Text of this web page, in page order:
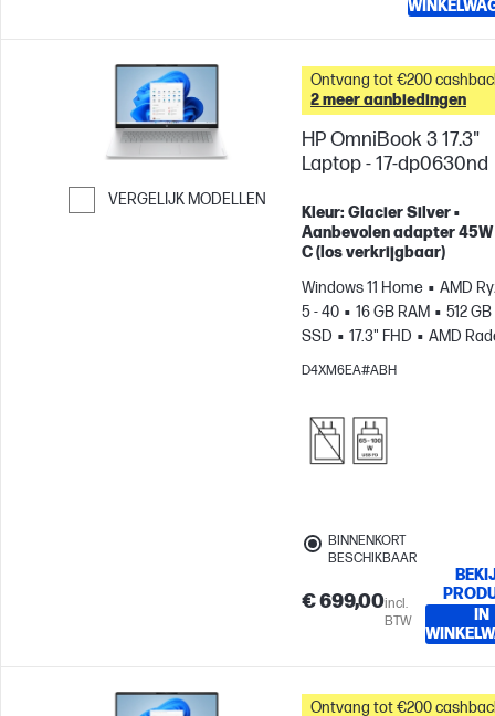
VERGELIJK MODELLEN
Ga verder naar vergelijken
Ontvang tot €200
2 meer aanbiedingen
HP OmniBook 3 17.3"
Laptop - 17-dp0630nd
Kleur: Glacier Silver •
Aanbevolen adapter 45W
C (los verkrijgbaar)
Windows 11 Home
AMD
5 - 40
16 GB RAM
512 GB
SSD
17.3" FHD
AMD
610M-videokaart
D4XM6EA#ABH
BINNENKORT
BESCHIKBAAR
€ 699,00incl.
BTW
IN
Ontvang tot €200